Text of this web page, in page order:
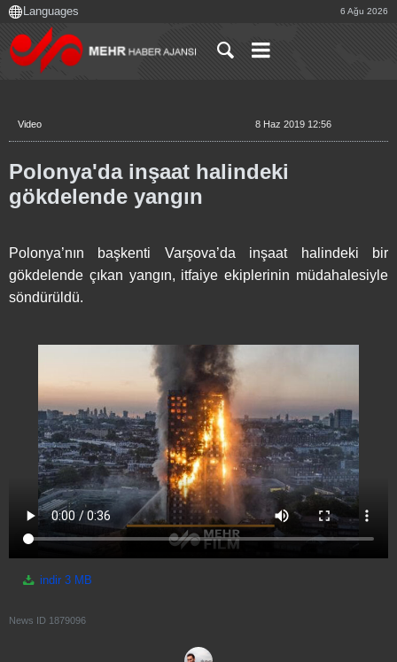
6 Ağu 2026
Video 8 Haz 2019 12:56
Polonya'da inşaat halindeki
gökdelende yangın
Polonya’nın başkenti Varşova’da inşaat halindeki bir
gökdelende çıkan yangın, itfaiye ekiplerinin müdahalesiyle
söndürüldü.
indir 3 MB
News ID 1879096